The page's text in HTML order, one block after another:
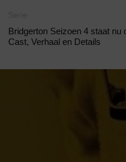
Bridgerton Seizoen 4 staat nu
Cast, Verhaal en Details